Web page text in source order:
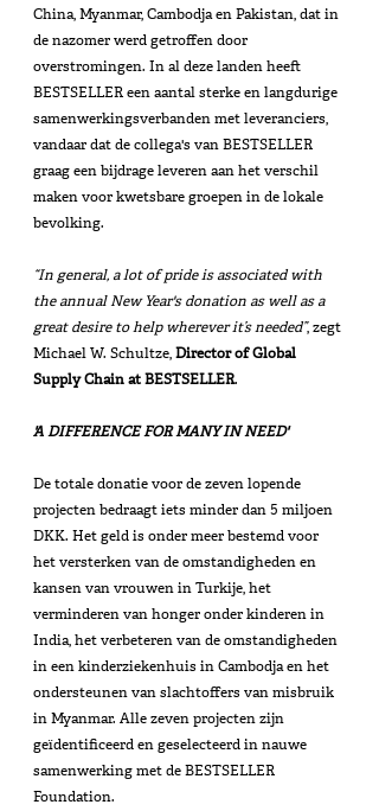
China, Myanmar, Cambodja en Pakistan, dat in
de nazomer werd getroffen door
overstromingen. In al deze landen heeft
BESTSELLER een aantal sterke en langdurige
samenwerkingsverbanden met leveranciers,
vandaar dat de collega's van BESTSELLER
graag een bijdrage leveren aan het verschil
maken voor kwetsbare groepen in de lokale
bevolking.
“In general, a lot of pride is associated with
the annual New Year's donation as well as a
great desire to help wherever it’s needed”, zegt
Michael W. Schultze, Director of Global
Supply Chain at BESTSELLER.
'A DIFFERENCE FOR MANY IN NEED'
De totale donatie voor de zeven lopende
projecten bedraagt ​​iets minder dan 5 miljoen
DKK. Het geld is onder meer bestemd voor
het versterken van de omstandigheden en
kansen van vrouwen in Turkije, het
verminderen van honger onder kinderen in
India, het verbeteren van de omstandigheden
in een kinderziekenhuis in Cambodja en het
ondersteunen van slachtoffers van misbruik
in Myanmar. Alle zeven projecten zijn
geïdentificeerd en geselecteerd in nauwe
samenwerking met de BESTSELLER
Foundation.